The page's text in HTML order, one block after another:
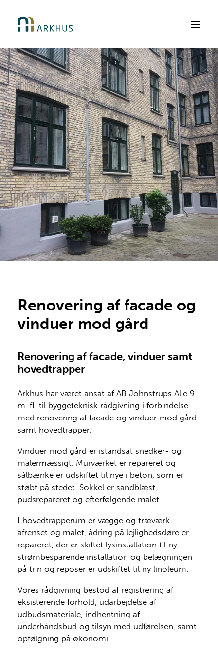
Arbejdsområder
Kundegrupper
Ydelser
Referencer
Om Arkhus
Kontakt
Renovering af facade og
vinduer mod gård
Renovering af facade, vinduer samt
hovedtrapper
Arkhus har været ansat af AB Johnstrups Alle 9
m. fl. til byggeteknisk rådgivning i forbindelse
med renovering af facade og vinduer mod gård
samt hovedtrapper.
Vinduer mod gård er istandsat snedker- og
malermæssigt. Murværket er repareret og
sålbænke er udskiftet til nye i beton, som er
støbt på stedet. Sokkel er sandblæst,
pudsrepareret og efterfølgende malet.
I hovedtrapperum er vægge og træværk
afrenset og malet, ådring på lejlighedsdøre er
repareret, der er skiftet lysinstallation til ny
strømbesparende installation og belægningen
på trin og reposer er udskiftet til ny linoleum.
Vores rådgivning bestod af registrering af
eksisterende forhold, udarbejdelse af
udbudsmateriale, indhentning af
underhåndsbud og tilsyn med udførelsen, samt
opfølgning på økonomi.